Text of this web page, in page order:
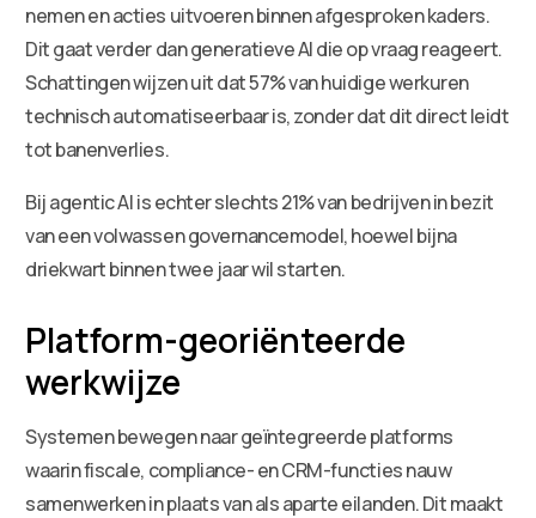
nemen en acties uitvoeren binnen afgesproken kaders.
Dit gaat verder dan generatieve AI die op vraag reageert.
Schattingen wijzen uit dat 57% van huidige werkuren
technisch automatiseerbaar is, zonder dat dit direct leidt
tot banenverlies.
Bij agentic AI is echter slechts 21% van bedrijven in bezit
van een volwassen governancemodel, hoewel bijna
driekwart binnen twee jaar wil starten.
Platform-georiënteerde
werkwijze
Systemen bewegen naar geïntegreerde platforms
waarin fiscale, compliance- en CRM-functies nauw
samenwerken in plaats van als aparte eilanden. Dit maakt